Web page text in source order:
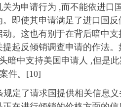
关为申请行为 ,而不能依进口
。即使其申请满足了进口国
。这也有别于在背后暗中
提起反倾销调查申请的作法
暗中支持美国申请人 ,但是
件。[10]
规定了请求国提供相关信息